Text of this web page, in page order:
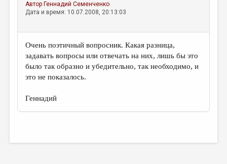
Автор Геннадий Семенченко
Дата и время: 10.07.2008, 20:13:03
Очень поэтичный вопросник. Какая разница,
задавать вопросы или отвечать на них, лишь бы это
было так образно и убедительно, так необходимо, и
это не показалось.
Геннадий